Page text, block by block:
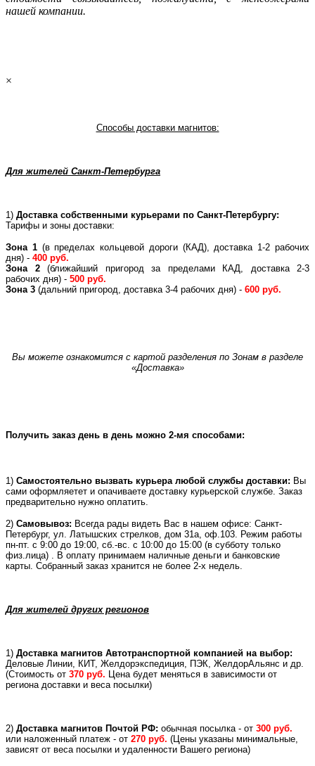
нашей компании.
×
Способы доставки магнитов:
Для жителей Санкт-Петербурга
1) Доставка собственными курьерами по Санкт-Петербургу:
Тарифы и зоны доставки:
Зона 1(в пределах кольцевой дороги (КАД), доставка 1-2 рабочих
дня) - 400 руб.
Зона 2(ближайший пригород за пределами КАД, доставка 2-3
рабочих дня) - 500 руб.
Зона 3 (дальний пригород, доставка 3-4 рабочих дня) - 600 руб.
Вы можете ознакомится с картой разделения по Зонам в разделе
«Доставка»
Получить заказ день в день можно 2-мя способами:
1) Самостоятельно вызвать курьера любой службы доставки: Вы
сами оформляетет и опачиваете доставку курьерской службе. Заказ
предварительно нужно оплатить.
2) Самовывоз: Всегда рады видеть Вас в нашем офисе: Санкт-
Петербург, ул. Латышских стрелков, дом 31а, оф.103. Режим работы
пн-пт. с 9:00 до 19:00, сб.-вс. с 10:00 до 15:00 (в субботу только
физ.лица) . В оплату принимаем наличные деньги и банковские
карты. Собранный заказ хранится не более 2-х недель.
Для жителей других регионов
1) Доставка магнитов Автотранспортной компанией на выбор:
Деловые Линии, КИТ, Желдорэкспедиция, ПЭК, ЖелдорАльянс и др.
(Стоимость от 370 руб. Цена будет меняться в зависимости от
региона доставки и веса посылки)
2) Доставка магнитов Почтой РФ: обычная посылка - от 300 руб.
или наложенный платеж - от 270 руб. (Цены указаны минимальные,
зависят от веса посылки и удаленности Вашего региона)